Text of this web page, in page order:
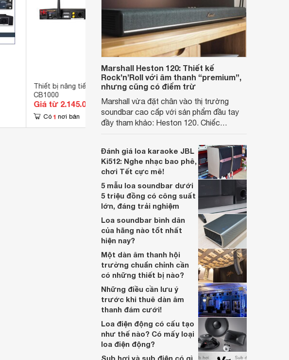
Thiết bị nâng tiếng hát Bosa
CB1000
Giá từ 2.145.000 đ
Có 1 nơi bán
Máy nâng tiếng KIWI NK200
Giá từ 1.980.000 đ
Có 1 nơi bán
Marshall Heston 120: Thiết kế
Rock’n’Roll với âm thanh “premium”,
nhưng cũng có điểm trừ
Marshall vừa đặt chân vào thị trường
soundbar cao cấp với sản phẩm đầu tay
đầy tham khảo: Heston 120. Chiếc
lớn, kết nối đa dạng, mà còn ghi điểm nhờ
“chất Marshall” cùng cấu trúc âm thanh
5.1.2 đầy hứa hẹn.
Đánh giá loa karaoke JBL
Ki512: Nghe nhạc bao phê,
chơi Tết cực mê!
5 mẫu loa soundbar dưới
5 triệu đồng có công suất
lớn, đáng trải nghiệm
Loa soundbar bình dân
của hãng nào tốt nhất
hiện nay?
Một dàn âm thanh hội
trường chuẩn chỉnh cần
có những thiết bị nào?
Những điều cần lưu ý
trước khi thuê dàn âm
thanh đám cưới!
Loa điện động có cấu tạo
như thế nào? Có mấy loại
loa điện động?
Sub hơi và sub điện có gì